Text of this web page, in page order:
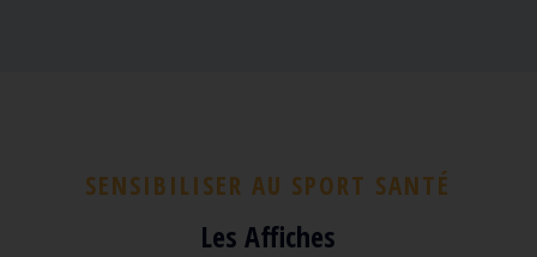
SENSIBILISER AU SPORT SANTÉ
Les Affiches